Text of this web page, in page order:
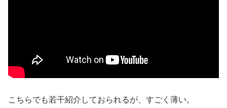
こちらでも若干紹介しておられるが、すごく薄い。